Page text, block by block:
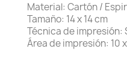
Material: Cartón /
Tamaño: 14 x 14 cm
Técnica de impresión:
Área de impresión: 10